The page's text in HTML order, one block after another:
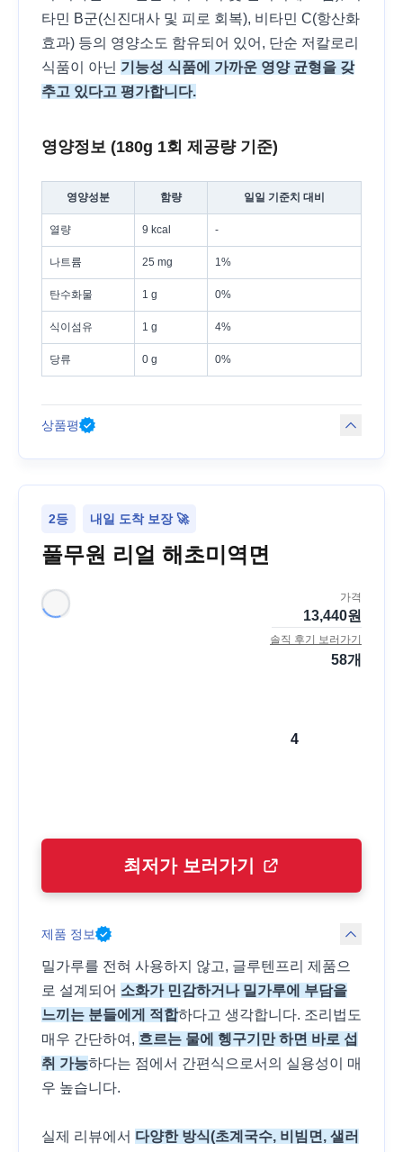
타민 B군(신진대사 및 피로 회복), 비타민 C(항산화
효과) 등의 영양소도 함유되어 있어, 단순 저칼로리
식품이 아닌 기능성 식품에 가까운 영양 균형을 갖
추고 있다고 평가합니다.
영양정보 (180g 1회 제공량 기준)
영양성분 함량 일일 기준치 대비
열량 9 kcal -
나트륨 25 mg 1%
탄수화물 1 g 0%
식이섬유 1 g 4%
당류 0 g 0%
상품평
2등 내일 도착 보장 🚀
풀무원 리얼 해초미역면
가격
13,440원
솔직 후기 보러가기
58개
4
최저가 보러가기
제품 정보
밀가루를 전혀 사용하지 않고, 글루텐프리 제품으
로 설계되어 소화가 민감하거나 밀가루에 부담을
느끼는 분들에게 적합하다고 생각합니다. 조리법도
매우 간단하여, 흐르는 물에 헹구기만 하면 바로 섭
취 가능하다는 점에서 간편식으로서의 실용성이 매
우 높습니다.
실제 리뷰에서 다양한 방식(초계국수, 비빔면, 샐러